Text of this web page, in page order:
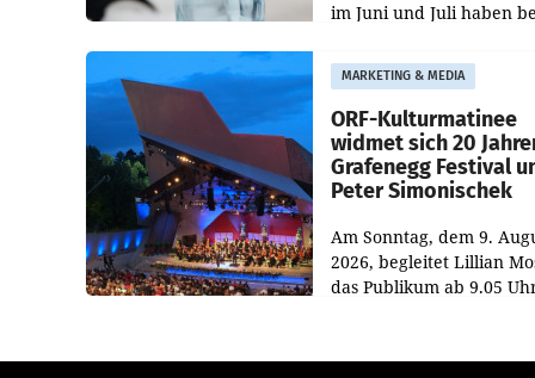
im Juni und Juli haben
Getränkehersteller
deutlichen
geführt. Während
MARKETING & MEDIA
ORF-Kulturmatinee
widmet sich 20
Grafenegg Festival
Peter Simonischek
Am Sonntag, dem 9.
2026, begleitet Lillian
das Publikum ab 9.05
startet mit der